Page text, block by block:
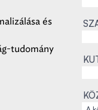
és
tudomány